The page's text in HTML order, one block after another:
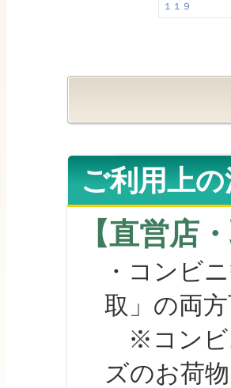
１１９
ご利用上
【直営店
・コンビニ
取」の両
※コンビニ
ズのお荷